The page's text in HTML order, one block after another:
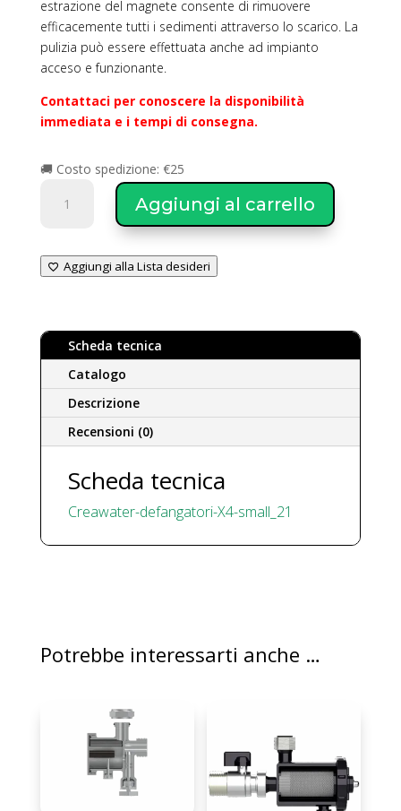
estrazione del magnete consente di rimuovere
efficacemente tutti i sedimenti attraverso lo scarico. La
pulizia può essere effettuata anche ad impianto
acceso e funzionante.
Contattaci per conoscere la disponibilità
immediata e i tempi di consegna.
🚚 Costo spedizione: €25
Water
Small
in
polimero
lunga)
quantità
Aggiungi al carrello
Aggiungi alla Lista desideri
Scheda tecnica
Catalogo
Descrizione
Recensioni (0)
Scheda tecnica
Creawater-defangatori-X4-small_21
Potrebbe interessarti anche …